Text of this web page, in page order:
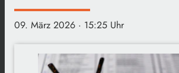
09. März 2026 · 15:25 Uhr